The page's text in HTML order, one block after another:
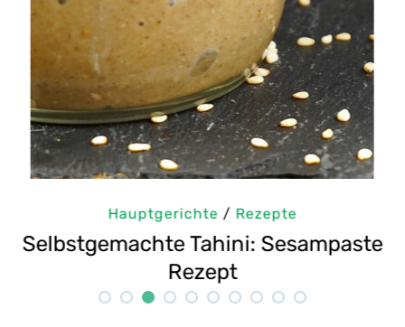
Hauptgerichte / Rezepte
Selbstgemachte Tahini: Sesampaste
Rezept